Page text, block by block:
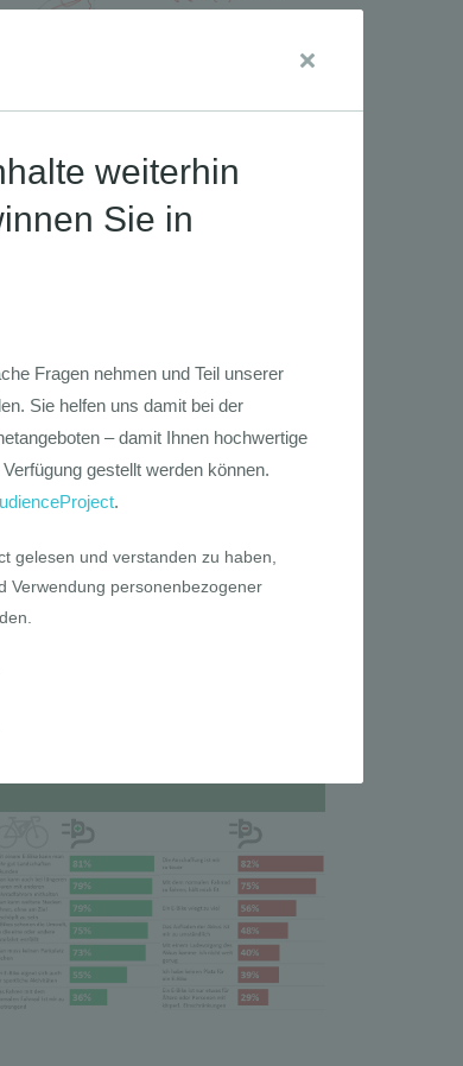
Die GIM Fahrradfahrer-
Typologie